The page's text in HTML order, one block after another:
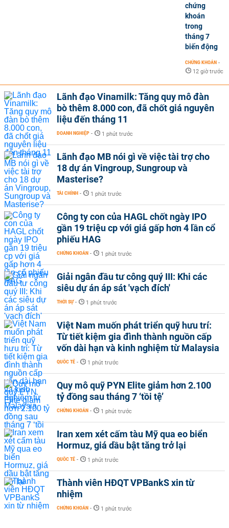
chứng
khoán
trong
tháng 7
biến động
CHỨNG KHOÁN -
12 giờ trước
Lãnh đạo Vinamilk: Tăng quy mô đàn
bò thêm 8.000 con, đã chốt giá nguyên
liệu đến tháng 11
DOANH NGHIỆP - 1 phút trước
Lãnh đạo MB nói gì về việc tài trợ cho
18 dự án Vingroup, Sungroup và
Masterise?
TÀI CHÍNH - 1 phút trước
Công ty con của HAGL chốt ngày IPO
gần 19 triệu cp với giá gấp hơn 4 lần cổ
phiếu HAG
CHỨNG KHOÁN - 1 phút trước
Giải ngân đầu tư công quý III: Khi các
siêu dự án áp sát 'vạch đích'
THỜI SỰ - 1 phút trước
Việt Nam muốn phát triển quỹ hưu trí:
Từ tiết kiệm gia đình thành nguồn cấp
vốn dài hạn và kinh nghiệm từ Malaysia
QUỐC TẾ - 1 phút trước
Quy mô quỹ PYN Elite giảm hơn 2.100
tỷ đồng sau tháng 7 ‘tồi tệ’
CHỨNG KHOÁN - 1 phút trước
Iran xem xét cấm tàu Mỹ qua eo biển
Hormuz, giá dầu bật tăng trở lại
QUỐC TẾ - 1 phút trước
Thành viên HĐQT VPBankS xin từ
nhiệm
CHỨNG KHOÁN - 1 phút trước